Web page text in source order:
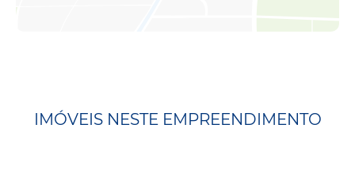
IMÓVEIS NESTE EMPREENDIMENTO